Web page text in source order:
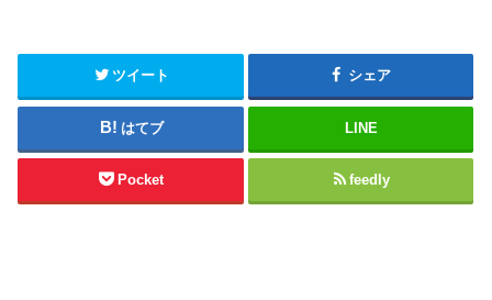
ツイート シェア
はてブ LINE
Pocket feedly